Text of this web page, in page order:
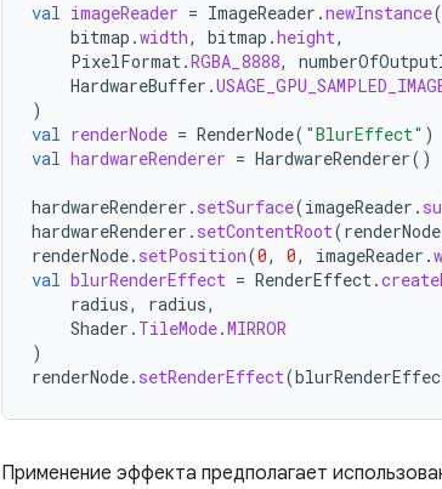
val imageReader = ImageReader .newInstance(
bitmap .width, bitmap .height,
PixelFormat.RGBA_8888,
HardwareBuffer .
)
val renderNode = RenderNode( "BlurEffect" )
val hardwareRenderer = HardwareRenderer()
hardwareRenderer . setSurface(imageReader .
hardwareRenderer . setContentRoot(renderNode
renderNode. setPosition(0, 0, imageReader .
val blurRenderEffect = RenderEffect.
radius, radius,
Shader . TileMode.MIRROR
)
renderNode. setRenderEffect(
Применение эффекта предполагает